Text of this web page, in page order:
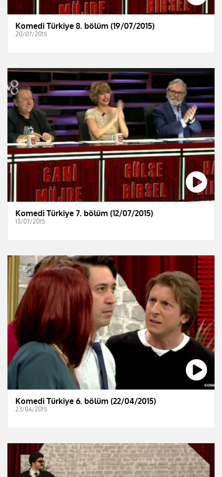
Komedi Türkiye 8. bölüm (19/07/2015)
20/07/2015
Komedi Türkiye 7. bölüm (12/07/2015)
13/07/2015
Komedi Türkiye 6. bölüm (22/04/2015)
23/04/2015